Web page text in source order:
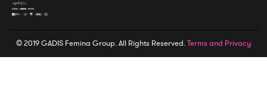
© 2019 GADIS Femina Group. All Rights Reserved.Terms and Privacy